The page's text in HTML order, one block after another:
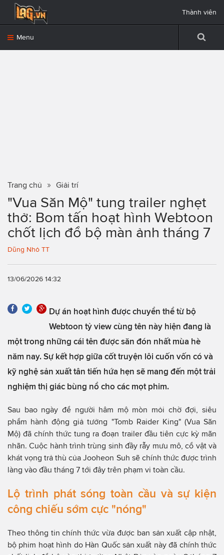
Menu
Thành viên
Trang chủ Giải trí
"Vua Săn Mộ" tung trailer nghẹt
thở: Bom tấn hoạt hình Webtoon
chốt lịch đổ bộ màn ảnh tháng 7
Dũng Nhỏ TT
13/06/2026 14:32
Dự án hoạt hình được chuyển thể từ bộ
Webtoon tỷ view cùng tên này hiện đang là
một trong những cái tên được săn đón nhất mùa hè
năm nay. Sự kết hợp giữa cốt truyện lôi cuốn vốn có và
kỹ nghệ sản xuất tân tiến hứa hẹn sẽ mang đến một trải
nghiệm thị giác bùng nổ cho các mọt phim.
Sau bao ngày để người hâm mộ mòn mỏi chờ đợi, siêu
phẩm hành động giả tưởng "Tomb Raider King" (Vua Săn
Mộ) đã chính thức tung ra đoạn trailer đầu tiên cực kỳ mãn
nhãn. Cuộc hành trình trùng sinh đầy rẫy mưu mô, cổ vật và
khát vọng trả thù của Jooheon Suh sẽ chính thức được trình
làng vào đầu tháng 7 tới đây trên phạm vi toàn cầu.
Lộ trình phát sóng toàn cầu và sự kiện
công chiếu sớm cực "nóng"
Theo thông tin chính thức vừa được ban sản xuất cập nhật,
bộ phim hoạt hình do Hàn Quốc sản xuất này đã chính thức